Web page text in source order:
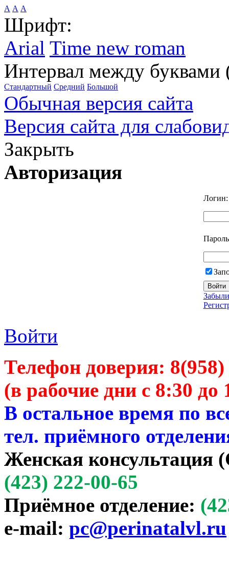
А А А
Шрифт:
Arial Time new roman
Интервал между буквами
Стандартный Средний Большой
Обычная версия сайта
Версия сайта для
Закрыть
Авторизация
Логин:
Войти
Телефон доверия:
(в рабочие дни с 8:30 до
В остальное время по
тел. приёмного
Женская консультация
(423) 222-00-65
Приёмное отделение:
e-mail: pc@perinatalvl.ru